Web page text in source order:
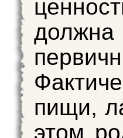
пищи,
этом